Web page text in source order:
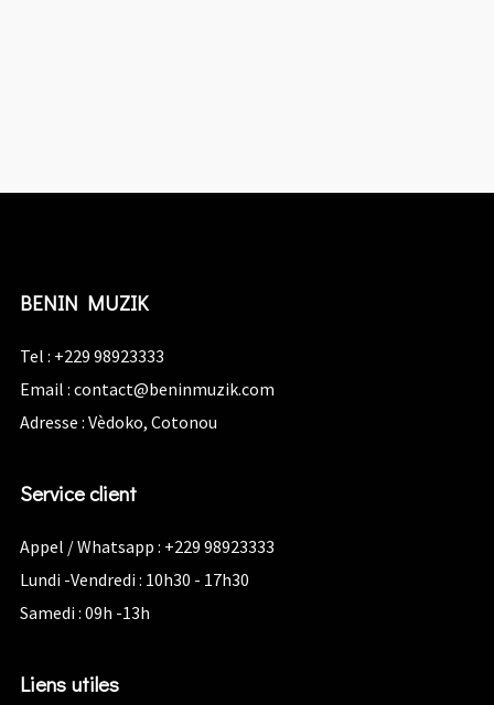
BENIN MUZIK
Tel : +229 98923333
Email : contact@beninmuzik.com
Adresse : Vèdoko, Cotonou
Service client
Appel / Whatsapp : +229 98923333
Lundi -Vendredi : 10h30 - 17h30
Samedi : 09h -13h
Liens utiles